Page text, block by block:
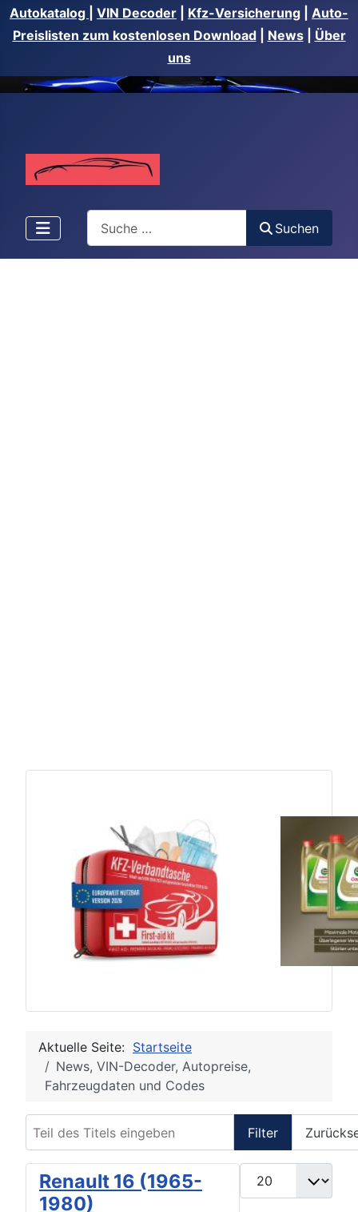
Autokatalog VIN Decoder Kfz-Versicherung
Auto-
Preislisten zum kostenlosen Download| News| Über
uns
Suchen
Aktuelle Seite: Startseite
News, VIN-Decoder, Autopreise,
Fahrzeugdaten und Codes
Filter
Anzeige #
Renault 16 (1965-
1980)